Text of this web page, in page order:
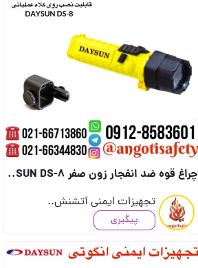
چراغ قوه ضد انفجار زون صفر DAYSUN DS-8 (ساخت تایوان) (جهت دریافت قیمت تماس بگیرید) ..
تجهیزات ایمنی آتشنش..
پیگیری